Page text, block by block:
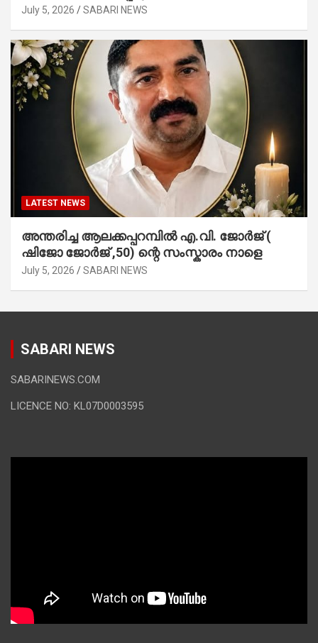
July 5, 2026 SABARI NEWS
LATEST NEWS
അന്തരിച്ച ആ​ല​ക്ക​പ്പ​റമ്പിൽ​ എ.​വി. ജോ​ർ​ജ് (
ഷിജോ ജോർജ് ,50) ന്റെ സംസ്കാരം നാളെ
July 5, 2026 SABARI NEWS
SABARI NEWS
SABARINEWS.COM
LICENCE NO: KL07D0003595